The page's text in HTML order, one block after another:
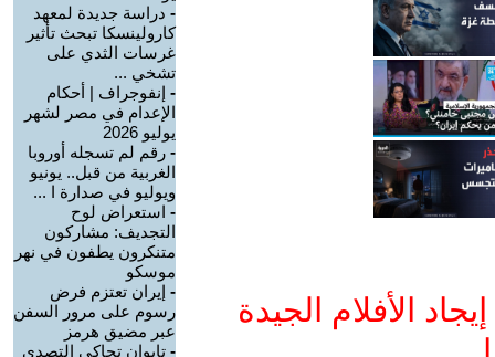
الأفلام الجيدة
- دراسة جديدة لمعهد
كارولينسكا تبحث تأثير
غرسات الثدي على
تشخي ...
- إنفوجراف | أحكام
الإعدام في مصر لشهر
يوليو 2026
- رقم لم تسجله أوروبا
الغربية من قبل.. يونيو
ويوليو في صدارة ا ...
- استعراض لوح
التجديف: مشاركون
متنكرون يطفون في نهر
موسكو
- إيران تعتزم فرض
رسوم على مرور السفن
عبر مضيق هرمز
- تايوان تحاكي التصدي